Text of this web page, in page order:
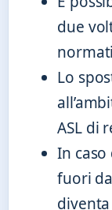
due
Lo
ASL di
In
fuori